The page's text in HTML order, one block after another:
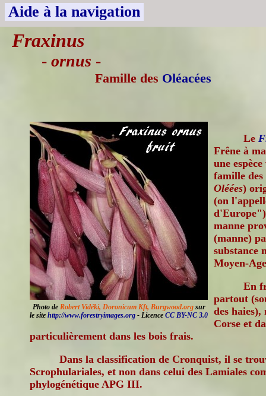
Aide à la navigation
Fraxinus
- ornus -
Famille des Oléacées
Photo de Robert Vidéki, Doronicum Kft, Burgwood.orgsur
le site http://www.forestryimages.org - Licence CC BY-NC 3.0
Le
Frêne à
une
famille des
Oléées)
(on
manne
(manne)
substance
Moyen-
En
partout
des haies),
Corse et
particulièrement dans les bois frais.
Dans la classification de Cronquist, il se
Scrophulariales, et non dans celui des Lamiales
phylogénétique APG III.